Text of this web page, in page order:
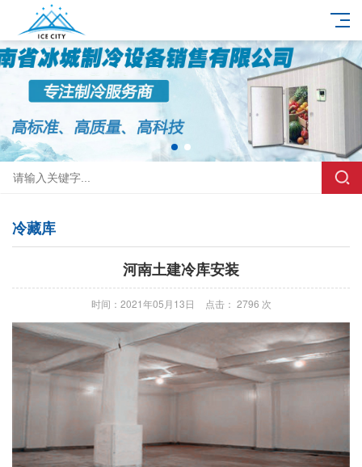
冷藏库
河南土建冷库安装
时间：2021年05月13日 点击： 2796 次